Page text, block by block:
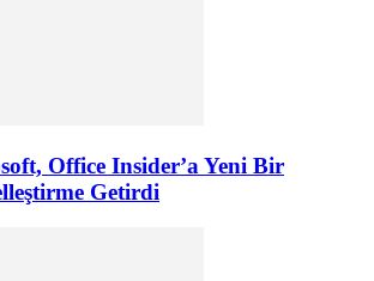
Office Insider’a Yeni Bir
Getirdi